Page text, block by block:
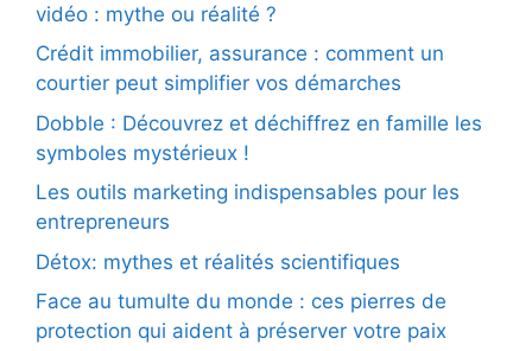
vidéo : mythe ou réalité ?
Crédit immobilier, assurance : comment un
courtier peut simplifier vos démarches
Dobble : Découvrez et déchiffrez en famille les
symboles mystérieux !
Les outils marketing indispensables pour les
entrepreneurs
Détox: mythes et réalités scientifiques
Face au tumulte du monde : ces pierres de
protection qui aident à préserver votre paix